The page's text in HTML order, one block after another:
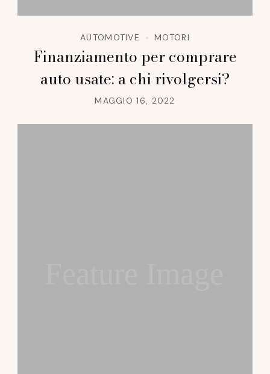
AUTOMOTIVE MOTORI
Finanziamento per comprare
auto usate: a chi rivolgersi?
MAGGIO 16, 2022